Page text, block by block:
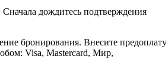
дождитесь подтверждения
бронирования. Внесите предоплату
Visa, Mastercard, Мир,